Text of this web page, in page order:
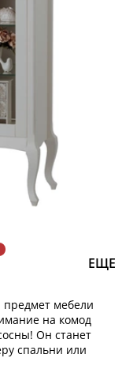
ЕЩЕ
мебели
на комод
Он станет
спальни или